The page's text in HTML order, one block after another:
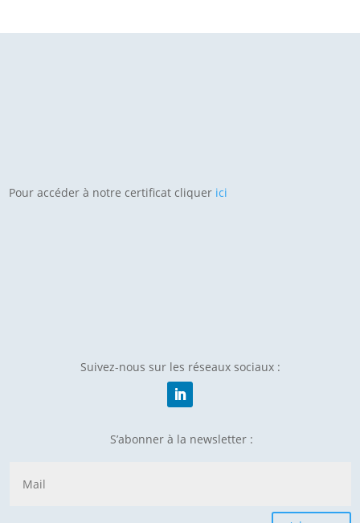
Pour accéder à notre certificat cliquer ici
Suivez-nous sur les réseaux sociaux :
S’abonner à la newsletter :